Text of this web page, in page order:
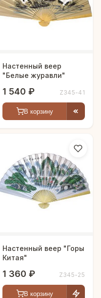
Настенный веер
"Белые журавли"
1 540 ₽ Z345-41
В корзину
Настенный веер "Горы
Китая"
1 360 ₽ Z345-25
В корзину